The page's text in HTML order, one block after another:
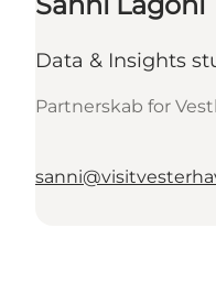
Data & Insights
Partnerskab for